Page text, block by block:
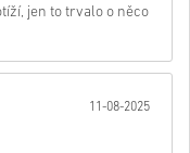
jen to trvalo o něco
11-08-2025